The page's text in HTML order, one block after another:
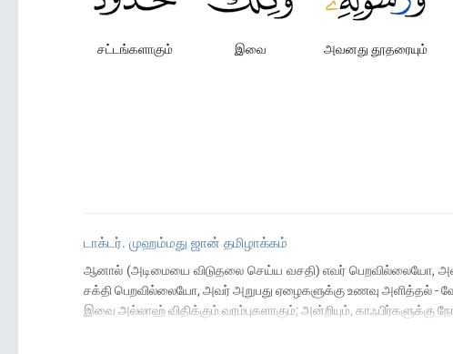
அவனது தூதரையும்
இவை
சட்டங்களாகும்
டாக்டர். முஹம்மது ஜான் தமிழாக்கம்
ஆனால் (அடிமையை விடுதலை செய்ய வசதி) எவர் பெறவில்லையோ,
சக்தி பெறவில்லையோ, அவர் அறுபது ஏழைகளுக்கு உணவு அளித்தல் -
இவை அல்லாஹ் விதிக்கும் வரம்புகளாகும்; அன்றியும்,